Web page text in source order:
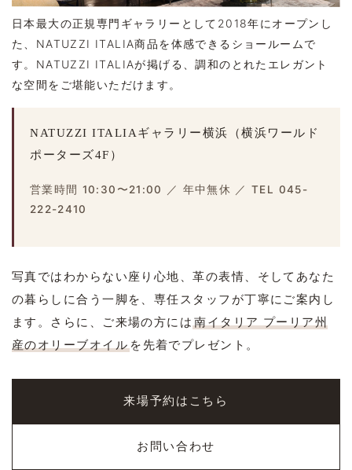
日本最大の正規専門ギャラリーとして2018年にオープンし
た、NATUZZI ITALIA商品を体感できるショールームで
す。NATUZZI ITALIAが掲げる、調和のとれたエレガント
な空間をご堪能いただけます。
NATUZZI ITALIAギャラリー横浜（横浜ワールド
ポーターズ4F）
営業時間 10:30〜21:00 ／ 年中無休 ／ TEL 045-
222-2410
写真ではわからない座り心地、革の表情、そしてあなた
の暮らしに合う一脚を、専任スタッフが丁寧にご案内し
ます。さらに、ご来場の方には 南イタリア プーリア州
産のオリーブオイル を先着でプレゼント。
来場予約はこちら
お問い合わせ